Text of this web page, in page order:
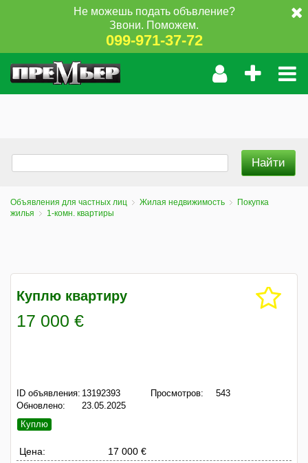
Не можешь подать объвление?
Звони. Поможем.
099-971-37-72
Объявления для частных лиц Жилая недвижимость
Покупка
жилья
1-комн. квартиры
Куплю квартиру
17 000 €
ID объявления: 13192393
Обновлено:
23.05.2025
Просмотров: 543
Куплю
Цена:
17 000 €